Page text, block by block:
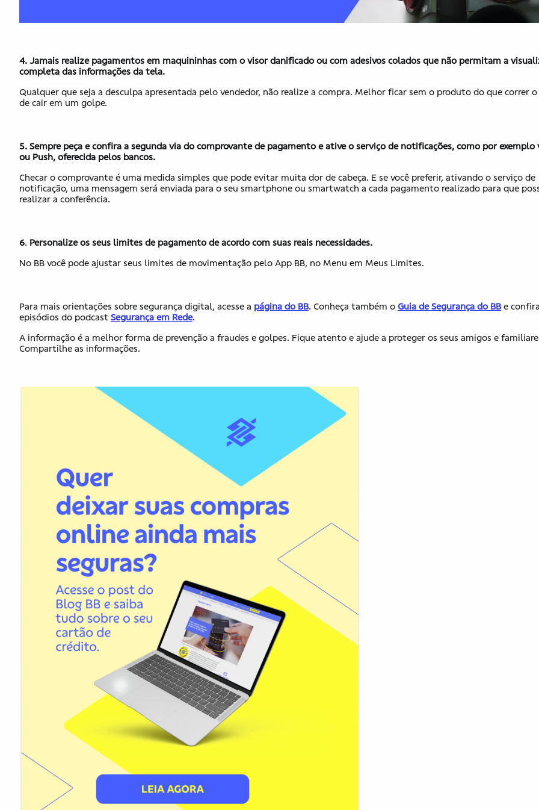
4. Jamais realize pagamentos em maquininhas com o visor danificado ou com adesivos colados que não permitam a
completa das informações da tela.
Qualquer que seja a desculpa apresentada pelo vendedor, não realize a compra. Melhor ficar sem o produto do que correr
de cair em um golpe.
5. Sempre peça e confira a segunda via do comprovante de pagamento e ative o serviço de notificações, como por exemplo
ou Push, oferecida pelos bancos.
Checar o comprovante é uma medida simples que pode evitar muita dor de cabeça. E se você preferir, ativando o serviço de
notificação, uma mensagem será enviada para o seu smartphone ou smartwatch a cada pagamento realizado para que
realizar a conferência.
6. Personalize os seus limites de pagamento de acordo com suas reais necessidades.
No BB você pode ajustar seus limites de movimentação pelo App BB, no Menu em Meus Limites.
Para mais orientações sobre segurança digital, acesse a página do BB. Conheça também o Guia de Segurança do BB e
episódios do podcast Segurança em Rede.
A informação é a melhor forma de prevenção a fraudes e golpes. Fique atento e ajude a proteger os seus amigos e
Compartilhe as informações.